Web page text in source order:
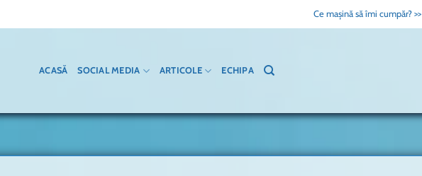
Ce mașină să îmi cumpăr? >>
ACASĂ SOCIAL MEDIA ARTICOLE ECHIPA